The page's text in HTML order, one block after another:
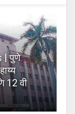
| पुणे
12 वी